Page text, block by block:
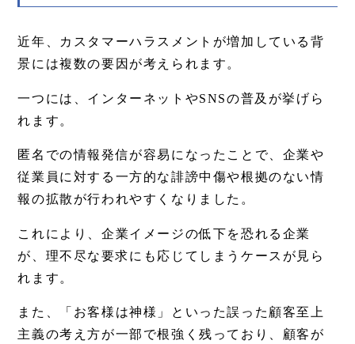
近年、カスタマーハラスメントが増加している背
景には複数の要因が考えられます。
一つには、インターネットやSNSの普及が挙げら
れます。
匿名での情報発信が容易になったことで、企業や
従業員に対する一方的な誹謗中傷や根拠のない情
報の拡散が行われやすくなりました。
これにより、企業イメージの低下を恐れる企業
が、理不尽な要求にも応じてしまうケースが見ら
れます。
また、「お客様は神様」といった誤った顧客至上
主義の考え方が一部で根強く残っており、顧客が